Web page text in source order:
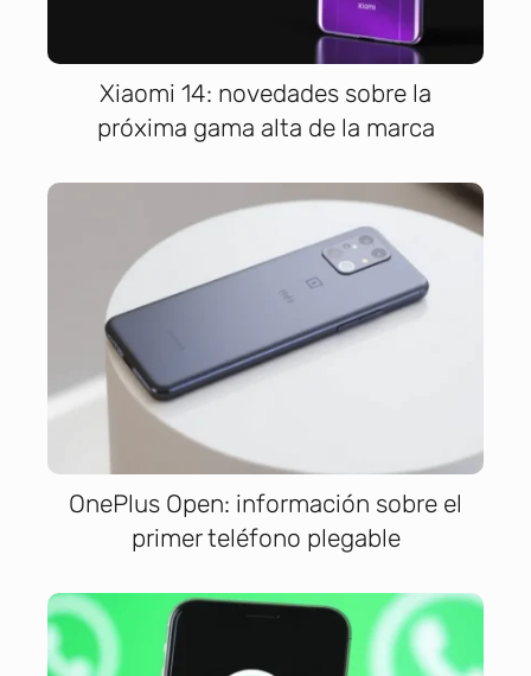
Xiaomi 14: novedades sobre la
próxima gama alta de la marca
OnePlus Open: información sobre el
primer teléfono plegable